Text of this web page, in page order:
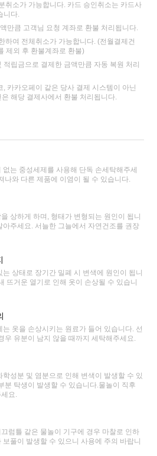
취소가 가능합니다. 카드 승인취소는 카드사
니다.
만큼 고객님 요청 계좌로 환불 처리됩니다.
하여 전체취소가 가능합니다. (전월결제건
제외 후 환불계좌로 환불)
립금으로 결제한 금액만큼 자동 복원 처리
카카오페이 같은 당사 결제 시스템이 아닌
해당 결제사에서 환불 처리됩니다.
없는 중성세제를 사용해 단독 손세탁해주세
나와 다른 제품에 이염이 될 수 있습니다.
상하게 하며, 형태가 변형되는 원인이 됩니
아주세요. 서늘한 그늘에서 자연건조를 권장
상태로 장기간 밀폐 시 변색에 원인이 됩니
뜨거운 열기로 인해 옷이 손상될 수 있습니
는 옷을 손상시키는 원료가 들어 있습니다. 선
우 유분이 남지 않을 때까지 세탁해주세요.
학성분 및 염분으로 인해 변색이 발생할 수 있
분 탁생이 발생할 수 있습니다.물놀이 직후
요.
럼틀 같은 물놀이 기구에 경우 마찰로 인하
보풀이 발생할 수 있으니 사용에 주의 바랍니